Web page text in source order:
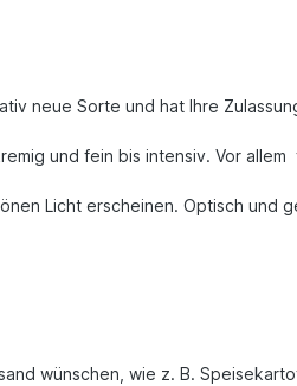
neue Sorte und hat Ihre
und fein bis intensiv. Vor
Licht erscheinen. Optisch und
wünschen, wie z. B.